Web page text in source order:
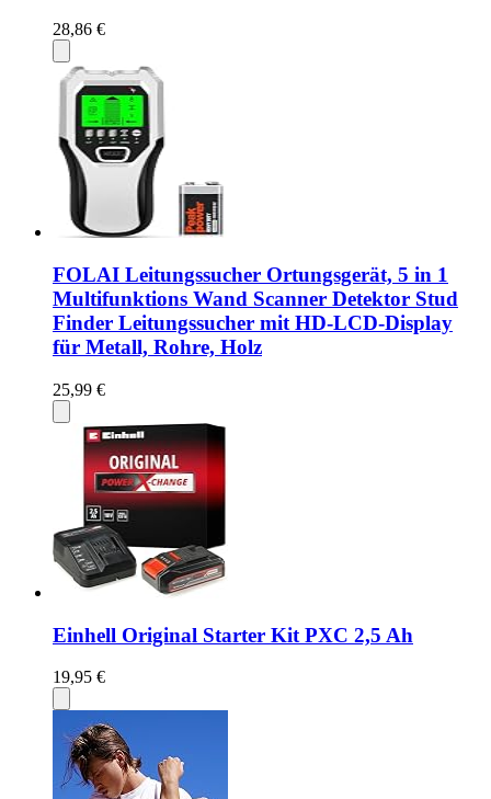
28,86 €
FOLAI Leitungssucher Ortungsgerät, 5 in 1
Multifunktions Wand Scanner Detektor Stud
Finder Leitungssucher mit HD-LCD-Display
für Metall, Rohre, Holz
25,99 €
Einhell Original Starter Kit PXC 2,5 Ah
19,95 €